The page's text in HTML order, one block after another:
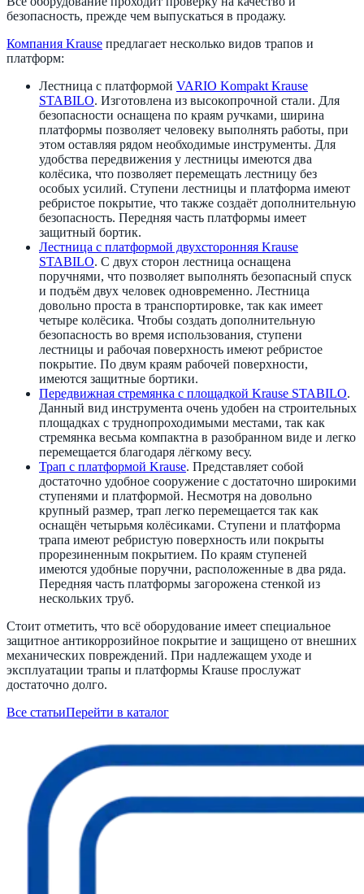
безопасность, прежде чем выпускаться в продажу.
Компания Krause предлагает несколько видов трапов и
платформ:
Лестница с платформой VARIO Kompakt Krause
STABILO. Изготовлена из высокопрочной стали. Для
безопасности оснащена по краям ручками, ширина
платформы позволяет человеку выполнять работы, при
этом оставляя рядом необходимые инструменты. Для
удобства передвижения у лестницы имеются два
колёсика, что позволяет перемещать лестницу без
особых усилий. Ступени лестницы и платформа имеют
ребристое покрытие, что также создаёт дополнительную
безопасность. Передняя часть платформы имеет
защитный бортик.
Лестница с платформой двухсторонняя Krause
STABILO. С двух сторон лестница оснащена
поручнями, что позволяет выполнять безопасный спуск
и подъём двух человек одновременно. Лестница
довольно проста в транспортировке, так как имеет
четыре колёсика. Чтобы создать дополнительную
безопасность во время использования, ступени
лестницы и рабочая поверхность имеют ребристое
покрытие. По двум краям рабочей поверхности,
имеются защитные бортики.
Передвижная стремянка с площадкой Krause STABILO.
Данный вид инструмента очень удобен на строительных
площадках с труднопроходимыми местами, так как
стремянка весьма компактна в разобранном виде и легко
перемещается благодаря лёгкому весу.
Трап с платформой Krause. Представляет собой
достаточно удобное сооружение с достаточно широкими
ступенями и платформой. Несмотря на довольно
крупный размер, трап легко перемещается так как
оснащён четырьмя колёсиками. Ступени и платформа
трапа имеют ребристую поверхность или покрыты
прорезиненным покрытием. По краям ступеней
имеются удобные поручни, расположенные в два ряда.
Передняя часть платформы загорожена стенкой из
нескольких труб.
Стоит отметить, что всё оборудование имеет специальное
защитное антикоррозийное покрытие и защищено от внешних
механических повреждений. При надлежащем уходе и
эксплуатации трапы и платформы Krause прослужат
достаточно долго.
Все статьиПерейти в каталог